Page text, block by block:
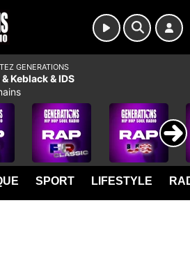
SPORT LIFESTYLE
GENERATIONS
Keblack & IDS